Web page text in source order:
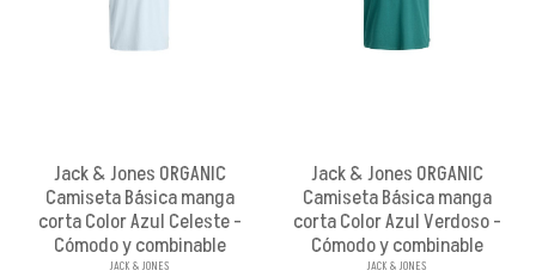
Jack & Jones ORGANIC
Camiseta Básica manga
corta Color Azul Celeste -
Cómodo y combinable
JACK & JONES
Jack & Jones ORGANIC
Camiseta Básica manga
corta Color Azul Verdoso -
Cómodo y combinable
JACK & JONES